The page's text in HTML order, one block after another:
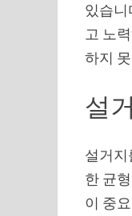
있습니
고 노
하지
설
설거지
한 균
이 중